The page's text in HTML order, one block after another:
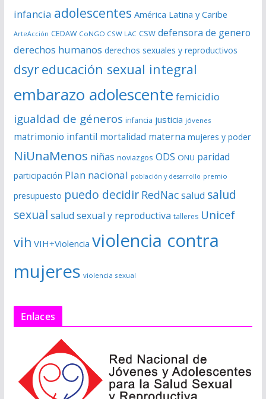
e
o
infancia adolescentes América Latina y Caribe
ArteAcción CEDAW CoNGO CSW LAC CSW defensora de genero
derechos humanos derechos sexuales y reproductivos
dsyreducación sexual integral
embarazo adolescente femicidio
igualdad de géneros infancia justicia jóvenes
matrimonio infantil mortalidad materna mujeres y poder
NiUnaMenos niñas noviazgos ODS ONU paridad
participación Plan nacional población y desarrollo premio
presupuesto puedo decidir RedNacsalud salud
sexual salud sexual y reproductiva talleres Unicef
vih VIH+Violencia violencia contra
mujeres violencia sexual
Enlaces